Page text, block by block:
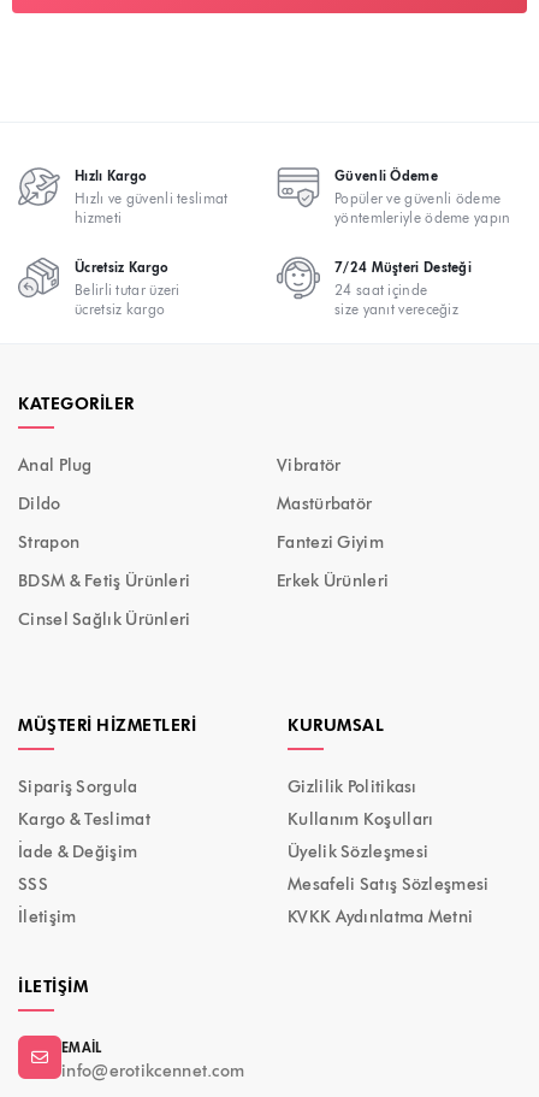
Hızlı Kargo
Hızlı ve güvenli teslimat
hizmeti
Güvenli Ödeme
Popüler ve güvenli ödeme
yöntemleriyle ödeme yapın
Ücretsiz Kargo
Belirli tutar üzeri
ücretsiz kargo
7/24 Müşteri Desteği
24 saat içinde
size yanıt vereceğiz
KATEGORILER
Anal Plug
Vibratör
Dildo
Mastürbatör
Strapon
Fantezi Giyim
BDSM & Fetiş Ürünleri
Erkek Ürünleri
Cinsel Sağlık Ürünleri
MÜŞTERI HIZMETLERI
Sipariş Sorgula
Kargo & Teslimat
İade & Değişim
SSS
İletişim
KURUMSAL
Gizlilik Politikası
Kullanım Koşulları
Üyelik Sözleşmesi
Mesafeli Satış Sözleşmesi
KVKK Aydınlatma Metni
İLETIŞIM
EMAIL
info@erotikcennet.com